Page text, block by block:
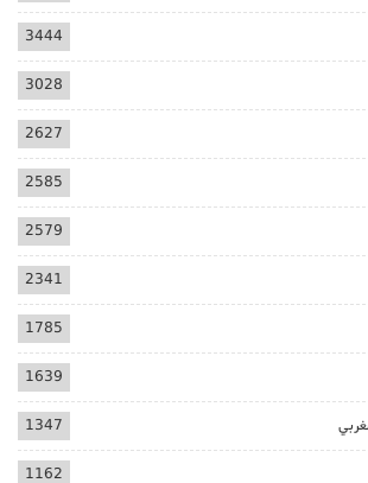
3444
3028
2627
2585
2579
2341
1785
1639
1347
1162